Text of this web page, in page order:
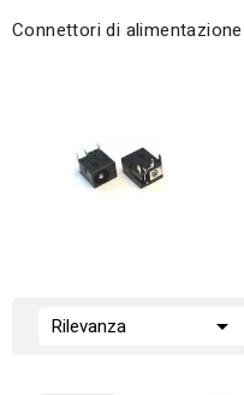
Connettori di
Rilevanza 